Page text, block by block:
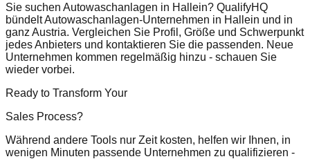
Sie suchen Autowaschanlagen in Hallein? QualifyHQ
bündelt Autowaschanlagen-Unternehmen in Hallein und in
ganz Austria. Vergleichen Sie Profil, Größe und Schwerpunkt
jedes Anbieters und kontaktieren Sie die passenden. Neue
Unternehmen kommen regelmäßig hinzu - schauen Sie
wieder vorbei.
Ready to Transform Your
Sales Process?
Während andere Tools nur Zeit kosten, helfen wir Ihnen, in
wenigen Minuten passende Unternehmen zu qualifizieren -